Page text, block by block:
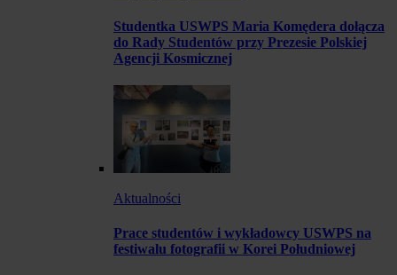
Studentka USWPS Maria Komędera dołącza
do Rady Studentów przy Prezesie Polskiej
Agencji Kosmicznej
Aktualności
Prace studentów i wykładowcy USWPS na
festiwalu fotografii w Korei Południowej